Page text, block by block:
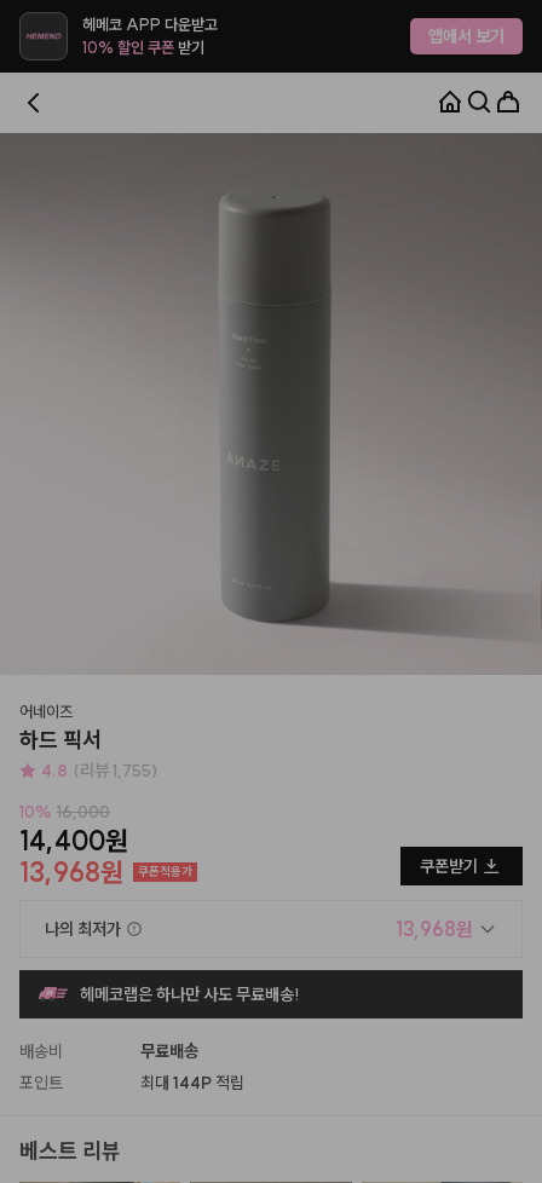
헤메코 APP 다운받고
10% 할인 쿠폰받기 앱에서 보기
어네이즈
하드 픽서
4.8 (리뷰 1,755)
10% 16,000
14,400원
13,968원
쿠폰적용가 쿠폰받기
나의 최저가 13,968원
헤메코랩은 하나만 사도 무료배송!
배송비
무료배송
포인트
최대 144P 적립
베스트 리뷰